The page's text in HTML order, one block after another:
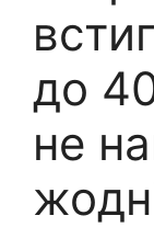
до
не